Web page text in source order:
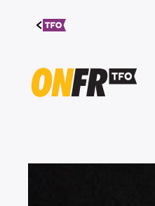
Aller au
contenu